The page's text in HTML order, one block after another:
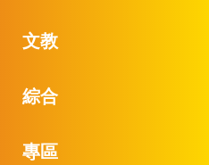
文教
綜合
專區